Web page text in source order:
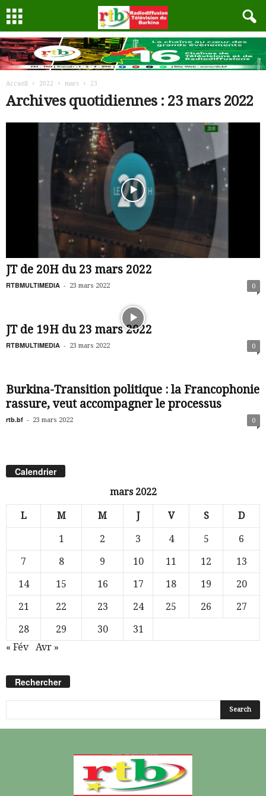
Accueil 2022 mars 23
Archives quotidiennes : 23 mars 2022
JT de 20H du 23 mars 2022
RTBMULTIMEDIA - 23 mars 2022 0
JT de 19H du 23 mars 2022
RTBMULTIMEDIA - 23 mars 2022 0
Burkina-Transition politique : la Francophonie
rassure, veut accompagner le processus
rtb.bf - 23 mars 2022 0
Calendrier
mars 2022
L M M J V S D
1 2 3 4 5
6
7
8 9 10 11 12
13
14
15 16 17 18 19
20
21
22 23 24 25 26
27
28
29 30
31
« Fév
Avr »
Rechercher